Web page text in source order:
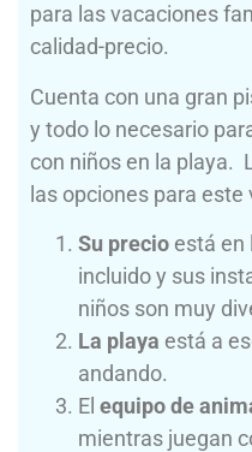
para las vacaciones
calidad-precio.
Cuenta con una gran
y todo lo necesario
con niños en la playa.
las opciones para este
Su precio está en
incluido y sus
niños son muy
La playa está a
andando.
El equipo de
mientras juegan